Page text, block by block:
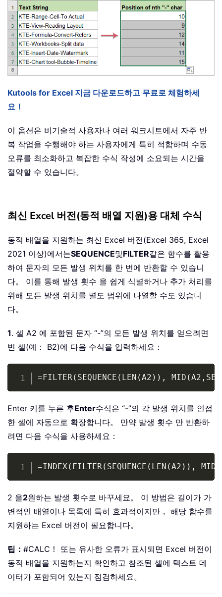
Kutools for Excel 지금 다운로드하고 무료로 체험하세
요！
이 옵션은 비기술적 사용자나 여러 워크시트에서 자주 반
복 작업을 수행해야 하는 사용자에게 특히 적합하며 수동
오류를 최소화하고 복잡한 수식 작성에 소요되는 시간을
절약할 수 있습니다。
최신 Excel 버전(동적 배열 지원)용 대체 수식
동적 배열을 지원하는 최신 Excel 버전(Excel 365, Excel
2021 이상)에서는SEQUENCE및FILTER같은 함수를 활용
하여 문자의 모든 발생 위치를 한 번에 반환할 수 있습니
다。 이를 통해 발생 횟수 을 쉽게 식별하거나 추가 처리를
위해 모든 발생 위치를 별도 범위에 나열할 수도 있습니
다。
1. 셀 A2 에 포함된 문자 “-”의 모든 발생 위치를 얻으려면
빈 셀(예： B2)에 다음 수식을 입력하세요：
=FILTER(SEQUENCE(LEN(A2)), Copy
Enter 키를 누른 후Enter수식은 “-”의 각 발생 위치를 인접
한 셀에 자동으로 확장합니다。 만약 발생 횟수 만 반환하
려면 다음 수식을 사용하세요：
=INDEX(FILTER(SEQUENCE(LEN(A2)),
Copy
2 을2원하는 발생 횟수로 바꾸세요。 이 방법은 길이가 가
변적인 배열이나 목록에 특히 효과적이지만， 해당 함수를
지원하는 Excel 버전이 필요합니다。
팁： #CALC！ 또는 유사한 오류가 표시되면 Excel 버전이
동적 배열을 지원하는지 확인하고 참조된 셀에 텍스트 데
이터가 포함되어 있는지 점검하세요。